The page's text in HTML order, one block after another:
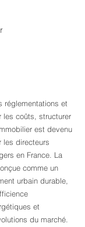
réglementations et
les coûts, structurer
est devenu
les directeurs
en France. La
comme un
urbain durable,
et
du marché.